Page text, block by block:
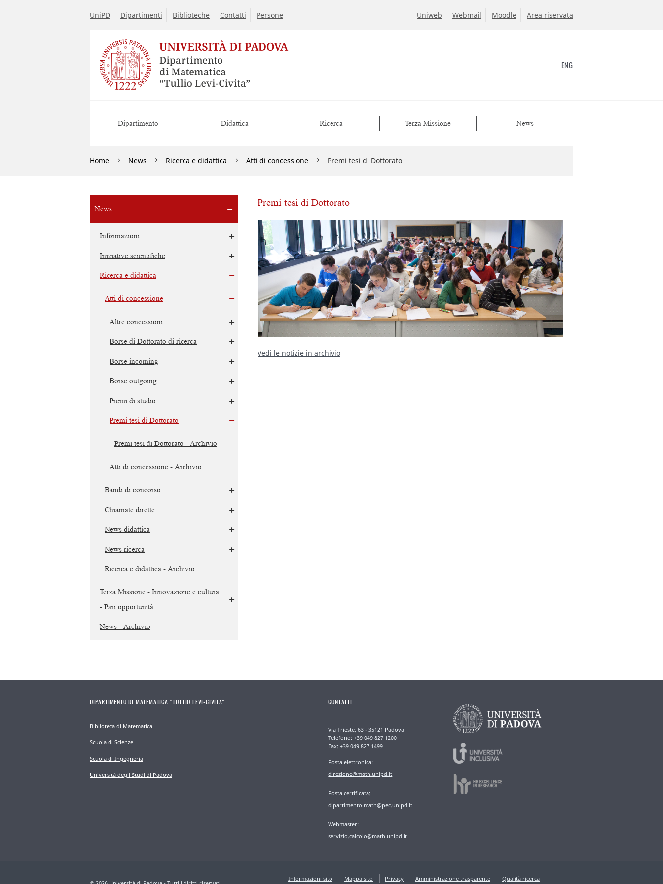
UniPD Dipartimenti Biblioteche Contatti Persone Uniweb Webmail Moodle Area riservata
ENG
Dipartimento Didattica Ricerca Terza Missione News
Home News Ricerca e didattica Atti di concessione Premi tesi di Dottorato
News
Informazioni
Iniziative scientifiche
Ricerca e didattica
Atti di concessione
Altre concessioni
Borse di Dottorato di ricerca
Borse incoming
Borse outgoing
Premi di studio
Premi tesi di Dottorato
Premi tesi di Dottorato - Archivio
Atti di concessione - Archivio
Bandi di concorso
Chiamate dirette
News didattica
News ricerca
Ricerca e didattica - Archivio
Terza Missione - Innovazione e cultura
- Pari opportunità
News - Archivio
Premi tesi di Dottorato
Vedi le notizie in archivio
DIPARTIMENTO DI MATEMATICA “TULLIO LEVI-CIVITA”
Biblioteca di Matematica
Scuola di Scienze
Scuola di Ingegneria
Università degli Studi di Padova
CONTATTI
Via Trieste, 63 - 35121 Padova
Telefono: +39 049 827 1200
Fax: +39 049 827 1499
Posta elettronica:
direzione@math.unipd.it
Posta certificata:
dipartimento.math@pec.unipd.it
Webmaster:
servizio.calcolo@math.unipd.it
Informazioni sito Mappa sito Privacy Amministrazione trasparente Qualità ricerca